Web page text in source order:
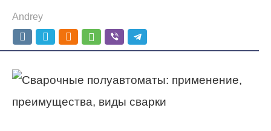
Andrey